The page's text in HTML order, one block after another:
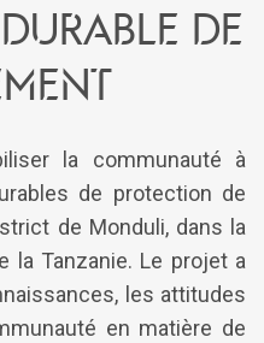
de
la communauté à
de protection de
de Monduli, dans la
la Tanzanie. Le projet a
les attitudes
en matière de